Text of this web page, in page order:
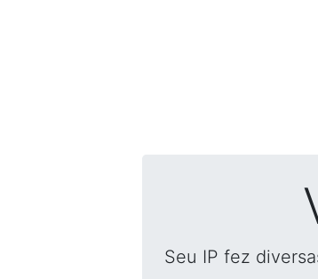
Seu IP fez